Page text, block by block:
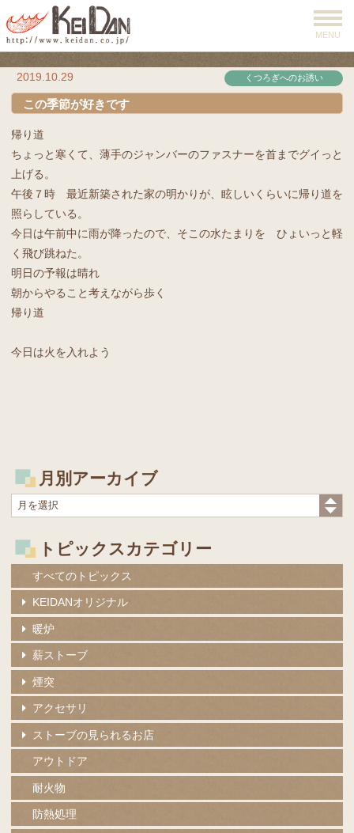
MENU
2019.10.29 くつろぎへのお誘い
この季節が好きです
帰り道
ちょっと寒くて、薄手のジャンバーのファスナーを首までグイっと
上げる。
午後７時 最近新築された家の明かりが、眩しいくらいに帰り道を
照らしている。
今日は午前中に雨が降ったので、そこの水たまりを ひょいっと軽
く飛び跳ねた。
明日の予報は晴れ
朝からやること考えながら歩く
帰り道
今日は火を入れよう
月別アーカイブ
トピックスカテゴリー
すべてのトピックス
KEIDANオリジナル
暖炉
薪ストーブ
煙突
アクセサリ
ストーブの見られるお店
アウトドア
耐火物
防熱処理